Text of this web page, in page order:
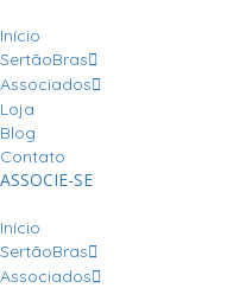
Início
SertãoBras
Associados
Loja
Blog
Contato
ASSOCIE-SE
Início
SertãoBras
Associados